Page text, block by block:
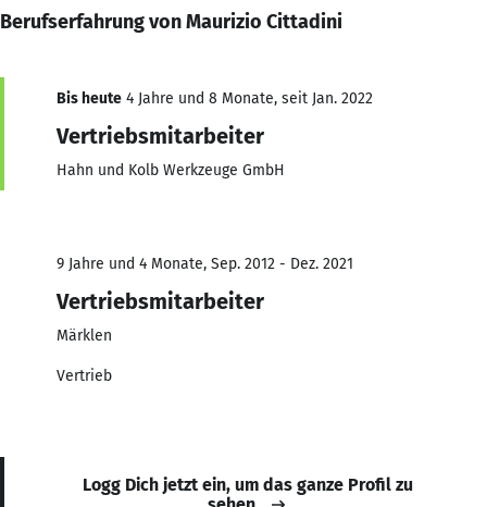
Berufserfahrung von Maurizio Cittadini
Bis heute 4 Jahre und 8 Monate, seit Jan. 2022
Vertriebsmitarbeiter
Hahn und Kolb Werkzeuge GmbH
9 Jahre und 4 Monate, Sep. 2012 - Dez. 2021
Vertriebsmitarbeiter
Märklen
Vertrieb
Logg Dich jetzt ein, um das ganze Profil zu